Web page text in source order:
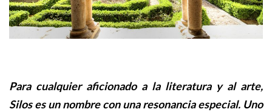
Para cualquier aficionado a la literatura y al arte,
Siloses un nombre con una resonancia especial. Uno